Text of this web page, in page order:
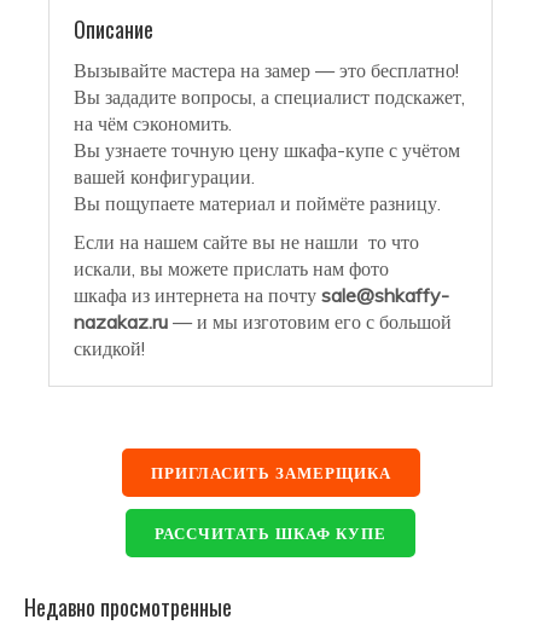
Описание
Вызывайте мастера на замер — это бесплатно!
Вы зададите вопросы, а специалист подскажет,
на чём сэкономить.
Вы узнаете точную цену шкафа-купе с учётом
вашей конфигурации.
Вы пощупаете материал и поймёте разницу.
Если на нашем сайте вы не нашли то что
искали, вы можете прислать нам фото
шкафа из интернета на почту sale@shkaffy-
nazakaz.ru — и мы изготовим его с большой
скидкой!
ПРИГЛАСИТЬ ЗАМЕРЩИКА
РАССЧИТАТЬ ШКАФ КУПЕ
Недавно просмотренные